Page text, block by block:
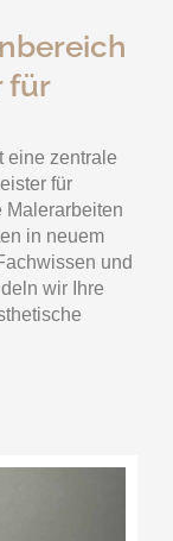
für
eine zentrale
für
Malerarbeiten
in neuem
und
wir Ihre